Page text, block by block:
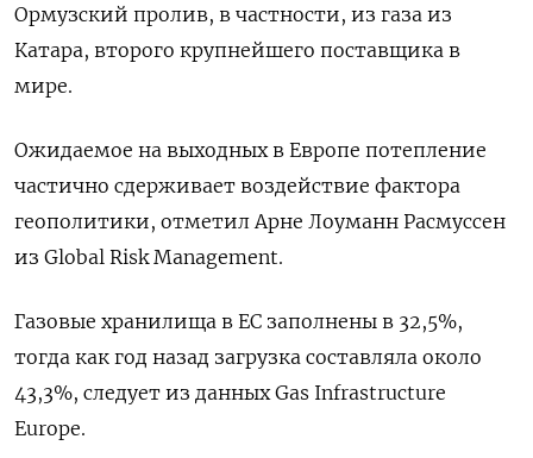
Ормузский пролив, в частности, из газа из
Катара, второго крупнейшего поставщика в
мире.
Ожидаемое на выходных в Европе потепление
частично сдерживает воздействие фактора ​
геополитики, отметил ⁠Арне Лоуманн Расмуссен
из Global Risk Management.
Газовые хранилища в ЕС заполнены в ‌32,5%,
тогда как год назад загрузка составляла ‌около
43,3%, следует из данных Gas Infrastructure
Europe.